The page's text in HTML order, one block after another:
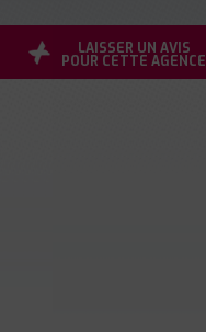
LAISSER UN AVIS
POUR CETTE AGENCE